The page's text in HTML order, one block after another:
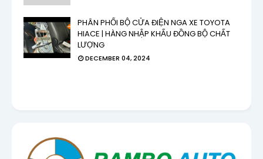
PHÂN PHỐI BỘ CỬA ĐIỆN NGA XE TOYOTA
HIACE | HÀNG NHẬP KHẨU ĐỒNG BỘ CHẤT
LƯỢNG
DECEMBER 04, 2024